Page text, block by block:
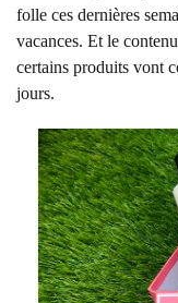
folle ces dernières
vacances. Et le
certains produits vont
jours.